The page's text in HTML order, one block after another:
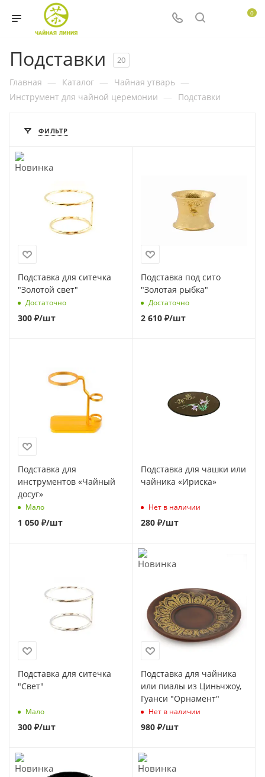
0
Подставки 20
Главная — Каталог — Чайная утварь —
Инструмент для чайной церемонии — Подставки
ФИЛЬТР
Подставка для ситечка
"Золотой свет"
Достаточно
300 ₽/шт
Подставка под сито
"Золотая рыбка"
Достаточно
2 610 ₽/шт
Подставка для
инструментов «Чайный
досуг»
Мало
1 050 ₽/шт
Подставка для чашки или
чайника «Ириска»
Нет в наличии
280 ₽/шт
Подставка для ситечка
"Свет"
Мало
300 ₽/шт
Подставка для чайника
или пиалы из Циньчжоу,
Гуанси "Орнамент"
Нет в наличии
980 ₽/шт